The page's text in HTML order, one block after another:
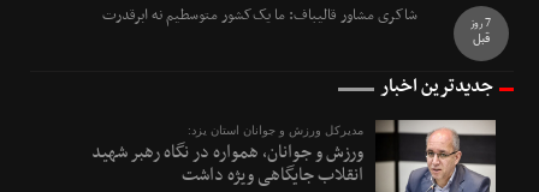
شاکری مشاور قالیباف: ما یک‌کشور متوسطیم نه ابرقدرت
7 روز
قبل
جدیدترین اخبار
مدیرکل ورزش و جوانان استان یزد:
ورزش و جوانان، همواره در نگاه رهبر شهید
انقلاب جایگاهی ویژه داشت